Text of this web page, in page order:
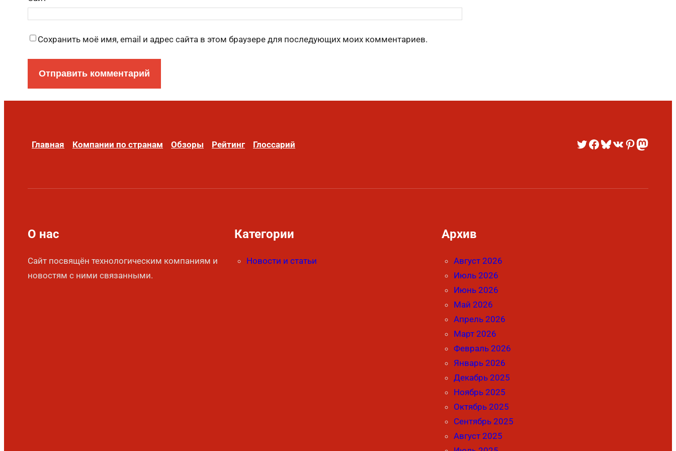
Сохранить моё имя, email и адрес сайта в этом браузере для последующих моих комментариев.
Главная Компании по странам Обзоры Рейтинг Глоссарий
О нас
Сайт посвящён технологическим компаниям и
новостям с ними связанными.
Категории
Новости и статьи
Архив
Август 2026
Июль 2026
Июнь 2026
Май 2026
Апрель 2026
Март 2026
Февраль 2026
Январь 2026
Декабрь 2025
Ноябрь 2025
Октябрь 2025
Сентябрь 2025
Август 2025